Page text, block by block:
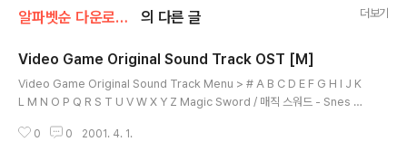
알파벳순 다운로드/Title 의 다른 글 더보기
Video Game Original Sound Track OST [M]
Video Game Original Sound Track Menu > # A B C D E F G H I J K
L M N O P Q R S T U V W X Y Z Magic Sword / 매직 스워드 - Snes M
Arcade Megaman 2: The Power Fighters / Rockman 2 / 메가맨 2:
0 0 2001. 4. 1.